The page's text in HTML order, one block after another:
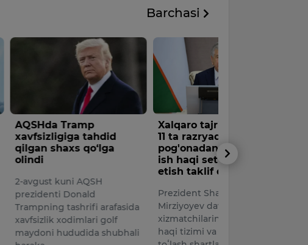
Barchasi
AQSHda Tramp
xavfsizligiga tahdid
qilgan shaxs qo‘lga
olindi
2-avgust kuni AQSH
prezidenti Donald
Trampning tashrifi arafasida
xavfsizlik xodimlari golf
maydoni hududida shubhali
Xalqaro tajriba asosida
11 ta razryad va 6 ta
pog'onadan iborat yangi
ish haqi setkasini joriy
etish taklif qilindi
Prezident Shavkat
Mirziyoyev davlat fuqarolik
xizmatchilarining oylik ish
haqi tizimi va mehnatga haq